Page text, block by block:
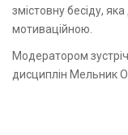
змістовну бесіду,
мотиваційною.
Модератором
дисциплін Мельник